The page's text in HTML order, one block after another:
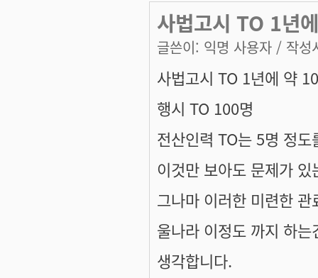
사법고시 TO 1년
글쓴이: 익명 사용자 / 작성
사법고시 TO 1년에 약
행시 TO 100명
전산인력 TO는 5명 정
이것만 보아도 문제가
그나마 이러한 미련한
울나라 이정도 까지 하
생각합니다.